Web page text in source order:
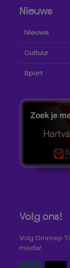
Nieuws
Nieuws
Cultuur
Sport
Volg ons!
Volg Omroep
media!